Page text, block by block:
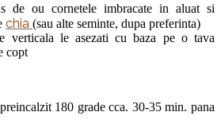
de ou cornetele imbracate in aluat si
chia (sau alte seminte, dupa preferinta)
verticala le asezati cu baza pe o tava
copt
180 grade cca. 30-35 min. pana